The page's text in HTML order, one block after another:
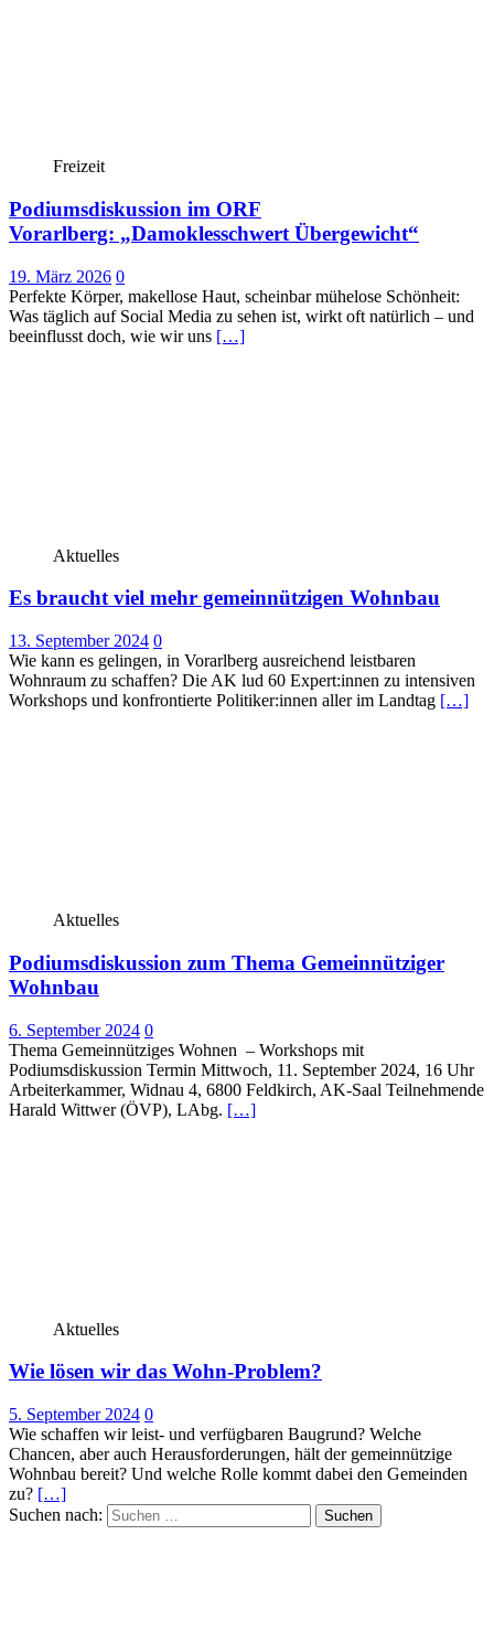
Freizeit
Podiumsdiskussion im ORF
Vorarlberg: „Damoklesschwert Übergewicht“
19. März 2026 0
Perfekte Körper, makellose Haut, scheinbar mühelose Schönheit:
Was täglich auf Social Media zu sehen ist, wirkt oft natürlich – und
beeinflusst doch, wie wir uns […]
Aktuelles
Es braucht viel mehr gemeinnützigen Wohnbau
13. September 2024 0
Wie kann es gelingen, in Vorarlberg ausreichend leistbaren
Wohnraum zu schaffen? Die AK lud 60 Expert:innen zu intensiven
Workshops und konfrontierte Politiker:innen aller im Landtag […]
Aktuelles
Podiumsdiskussion zum Thema Gemeinnütziger
Wohnbau
6. September 2024 0
Thema Gemeinnütziges Wohnen – Workshops mit
Podiumsdiskussion Termin Mittwoch, 11. September 2024, 16 Uhr
Arbeiterkammer, Widnau 4, 6800 Feldkirch, AK-Saal Teilnehmende
Harald Wittwer (ÖVP), LAbg. […]
Aktuelles
Wie lösen wir das Wohn-Problem?
5. September 2024 0
Wie schaffen wir leist- und verfügbaren Baugrund? Welche
Chancen, aber auch Herausforderungen, hält der gemeinnützige
Wohnbau bereit? Und welche Rolle kommt dabei den Gemeinden
zu? […]
Suchen nach: